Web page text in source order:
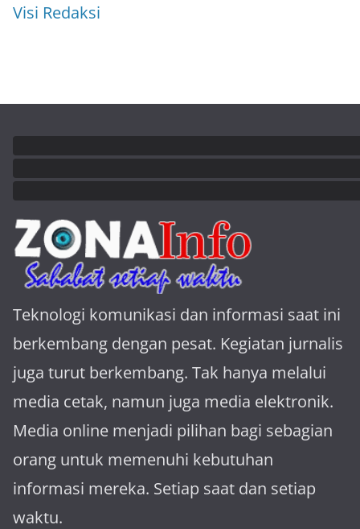
Visi Redaksi
Teknologi komunikasi dan informasi saat ini
berkembang dengan pesat. Kegiatan jurnalis
juga turut berkembang. Tak hanya melalui
media cetak, namun juga media elektronik.
Media online menjadi pilihan bagi sebagian
orang untuk memenuhi kebutuhan
informasi mereka. Setiap saat dan setiap
waktu.